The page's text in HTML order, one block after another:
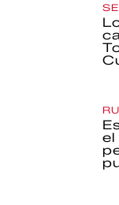
el